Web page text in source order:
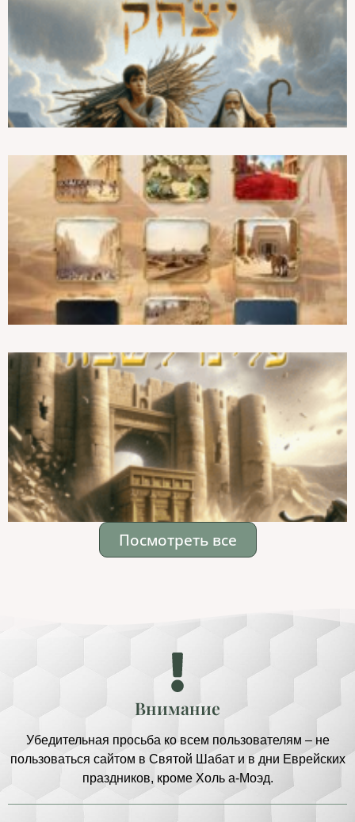
Посмотреть все
Внимание
Убедительная просьба ко всем пользователям – не
пользоваться сайтом в Святой Шабат и в дни Еврейских
праздников, кроме Холь а-Моэд.